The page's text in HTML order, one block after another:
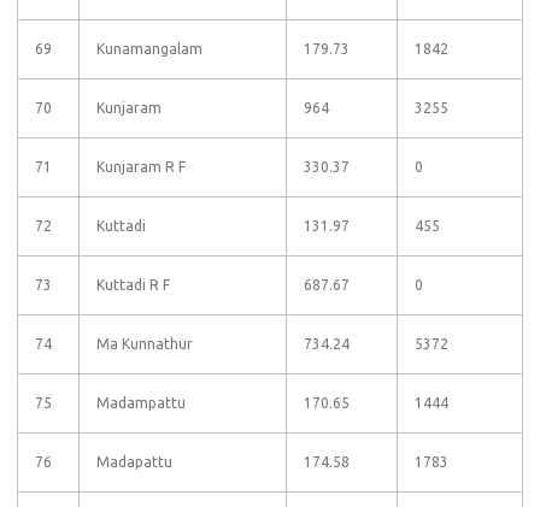
69 Kunamangalam 179.73 1842
70 Kunjaram 964 3255
71 Kunjaram R F 330.37 0
72 Kuttadi 131.97 455
73 Kuttadi R F 687.67 0
74 Ma Kunnathur 734.24 5372
75 Madampattu 170.65 1444
76 Madapattu 174.58 1783